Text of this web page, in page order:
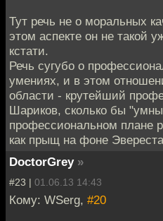
Тут речь не о моральных
этом аспекте он не такой
кстати.
Речь сугубо о
умениях, и в этом
области - крутейший
Шариков, сколько бы
профессиональном плане
как прыщ на фоне
DoctorGrey »
#23 | 01.06.13 14:43
Кому: WSerg, #20